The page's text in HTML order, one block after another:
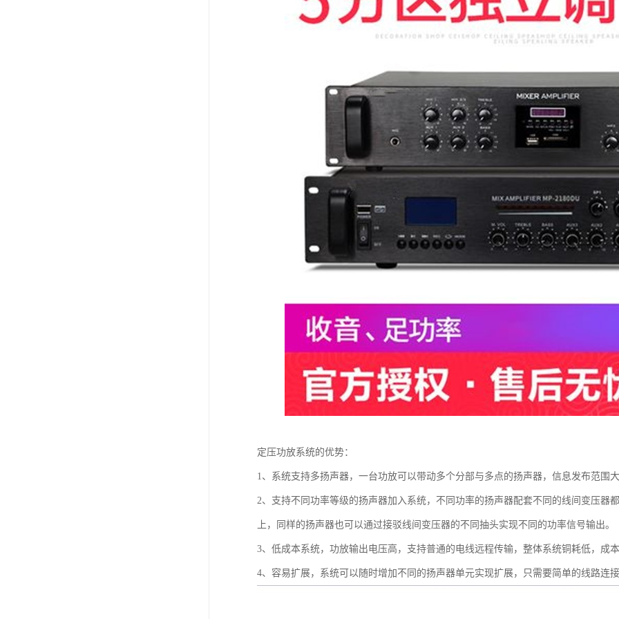
定压功放系统的优势：
1、系统支持多扬声器，一台功放可以带动多个分部与多点的扬声器，信息发布范围
2、支持不同功率等级的扬声器加入系统，不同功率的扬声器配套不同的线间变压器
上，同样的扬声器也可以通过接驳线间变压器的不同抽头实现不同的功率信号输出。
3、低成本系统，功放输出电压高，支持普通的电线远程传输，整体系统铜耗低，成
4、容易扩展，系统可以随时增加不同的扬声器单元实现扩展，只需要简单的线路连